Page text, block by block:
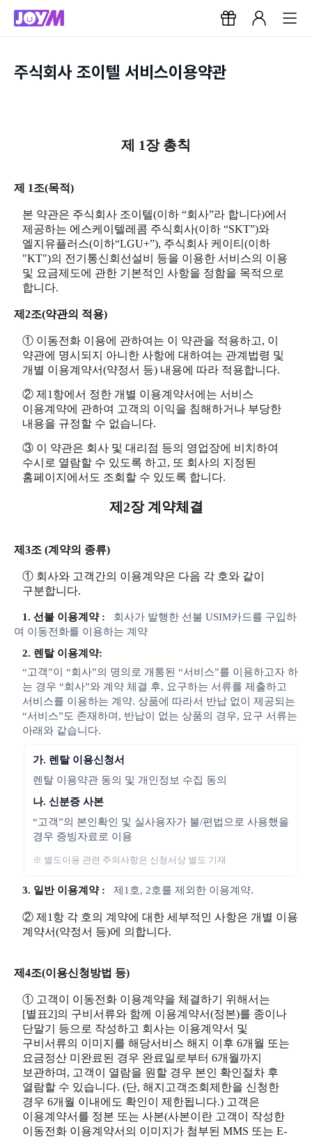
주식회사 조이텔 서비스이용약관
제 1장 총칙
제 1조(목적)
본 약관은 주식회사 조이텔(이하 “회사”라 합니다)에서
제공하는 에스케이텔레콤 주식회사(이하 “SKT”)와
엘지유플러스(이하“LGU+”), 주식회사 케이티(이하
"KT")의 전기통신회선설비 등을 이용한 서비스의 이용
및 요금제도에 관한 기본적인 사항을 정함을 목적으로
합니다.
제2조(약관의 적용)
① 이동전화 이용에 관하여는 이 약관을 적용하고, 이
약관에 명시되지 아니한 사항에 대하여는 관계법령 및
개별 이용계약서(약정서 등) 내용에 따라 적용합니다.
② 제1항에서 정한 개별 이용계약서에는 서비스
이용계약에 관하여 고객의 이익을 침해하거나 부당한
내용을 규정할 수 없습니다.
③ 이 약관은 회사 및 대리점 등의 영업장에 비치하여
수시로 열람할 수 있도록 하고, 또 회사의 지정된
홈페이지에서도 조회할 수 있도록 합니다.
제2장 계약체결
제3조 (계약의 종류)
① 회사와 고객간의 이용계약은 다음 각 호와 같이
구분합니다.
1. 선불 이용계약 :
회사가 발행한 선불 USIM카드를 구입하
여 이동전화를 이용하는 계약
2. 렌탈 이용계약:
“고객”이 “회사”의 명의로 개통된 “서비스”를 이용하고자 하
는 경우 “회사”와 계약 체결 후, 요구하는 서류를 제출하고
서비스를 이용하는 계약. 상품에 따라서 반납 없이 제공되는
“서비스”도 존재하며, 반납이 없는 상품의 경우, 요구 서류는
아래와 같습니다.
가. 렌탈 이용신청서
렌탈 이용약관 동의 및 개인정보 수집 동의
나. 신분증 사본
“고객”의 본인확인 및 실사용자가 불/편법으로 사용했을
경우 증빙자료로 이용
※ 별도이용 관련 주의사항은 신청서상 별도 기재
3. 일반 이용계약 : 제1호, 2호를 제외한 이용계약.
② 제1항 각 호의 계약에 대한 세부적인 사항은 개별 이용
계약서(약정서 등)에 의합니다.
제4조(이용신청방법 등)
① 고객이 이동전화 이용계약을 체결하기 위해서는
[별표2]의 구비서류와 함께 이용계약서(정본)를 종이나
단말기 등으로 작성하고 회사는 이용계약서 및
구비서류의 이미지를 해당서비스 해지 이후 6개월 또는
요금정산 미완료된 경우 완료일로부터 6개월까지
보관하며, 고객이 열람을 원할 경우 본인 확인절차 후
열람할 수 있습니다. (단, 해지고객조회제한을 신청한
경우 6개월 이내에도 확인이 제한됩니다.) 고객은
이용계약서를 정본 또는 사본(사본이란 고객이 작성한
이동전화 이용계약서의 이미지가 첨부된 MMS 또는 E-